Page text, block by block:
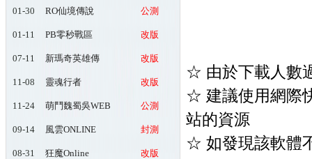
01-30
RO仙境傳說
公測
01-11 PB零秒戰區 改版
07-11 新瑪奇英雄傳 改版
11-08 靈魂行者 改版
11-24 萌鬥魏蜀吳WEB 公測
09-14 風雲ONLINE 封測
08-31 狂魔Online 改版
☆ 由於下載人數
☆ 建議使用網際
站的資源
☆ 如發現該軟體